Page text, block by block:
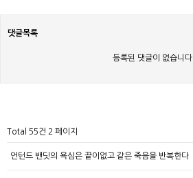
댓글목록
등록된 댓글이 없습니다.
Total 55건 2 페이지
언턴드 밴딧의 욕심은 끝이없고 같은 죽음을 반복한다